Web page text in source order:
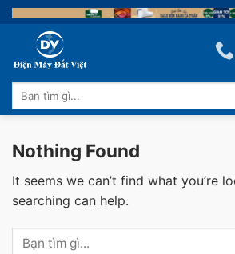
Skip
to
content
Tìm
kiếm:
Nothing Found
It seems we can’t find what you’re
searching can help.